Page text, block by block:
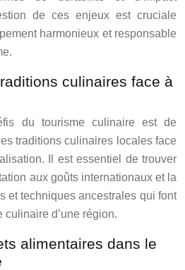
de ces enjeux est cruciale
harmonieux et responsable
culinaires face à
du tourisme culinaire est de
traditions culinaires locales face
Il est essentiel de trouver
aux goûts internationaux et la
et techniques ancestrales qui font
culinaire d’une région.
alimentaires dans le